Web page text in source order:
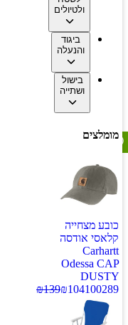
ולטיולים
ביגוד
והנעלה
בישול
ושתייה
מומלצים
כובע מצחייה
קלאסי אודסה
Carhartt
Odessa CAP
DUSTY
100289
₪104
₪139